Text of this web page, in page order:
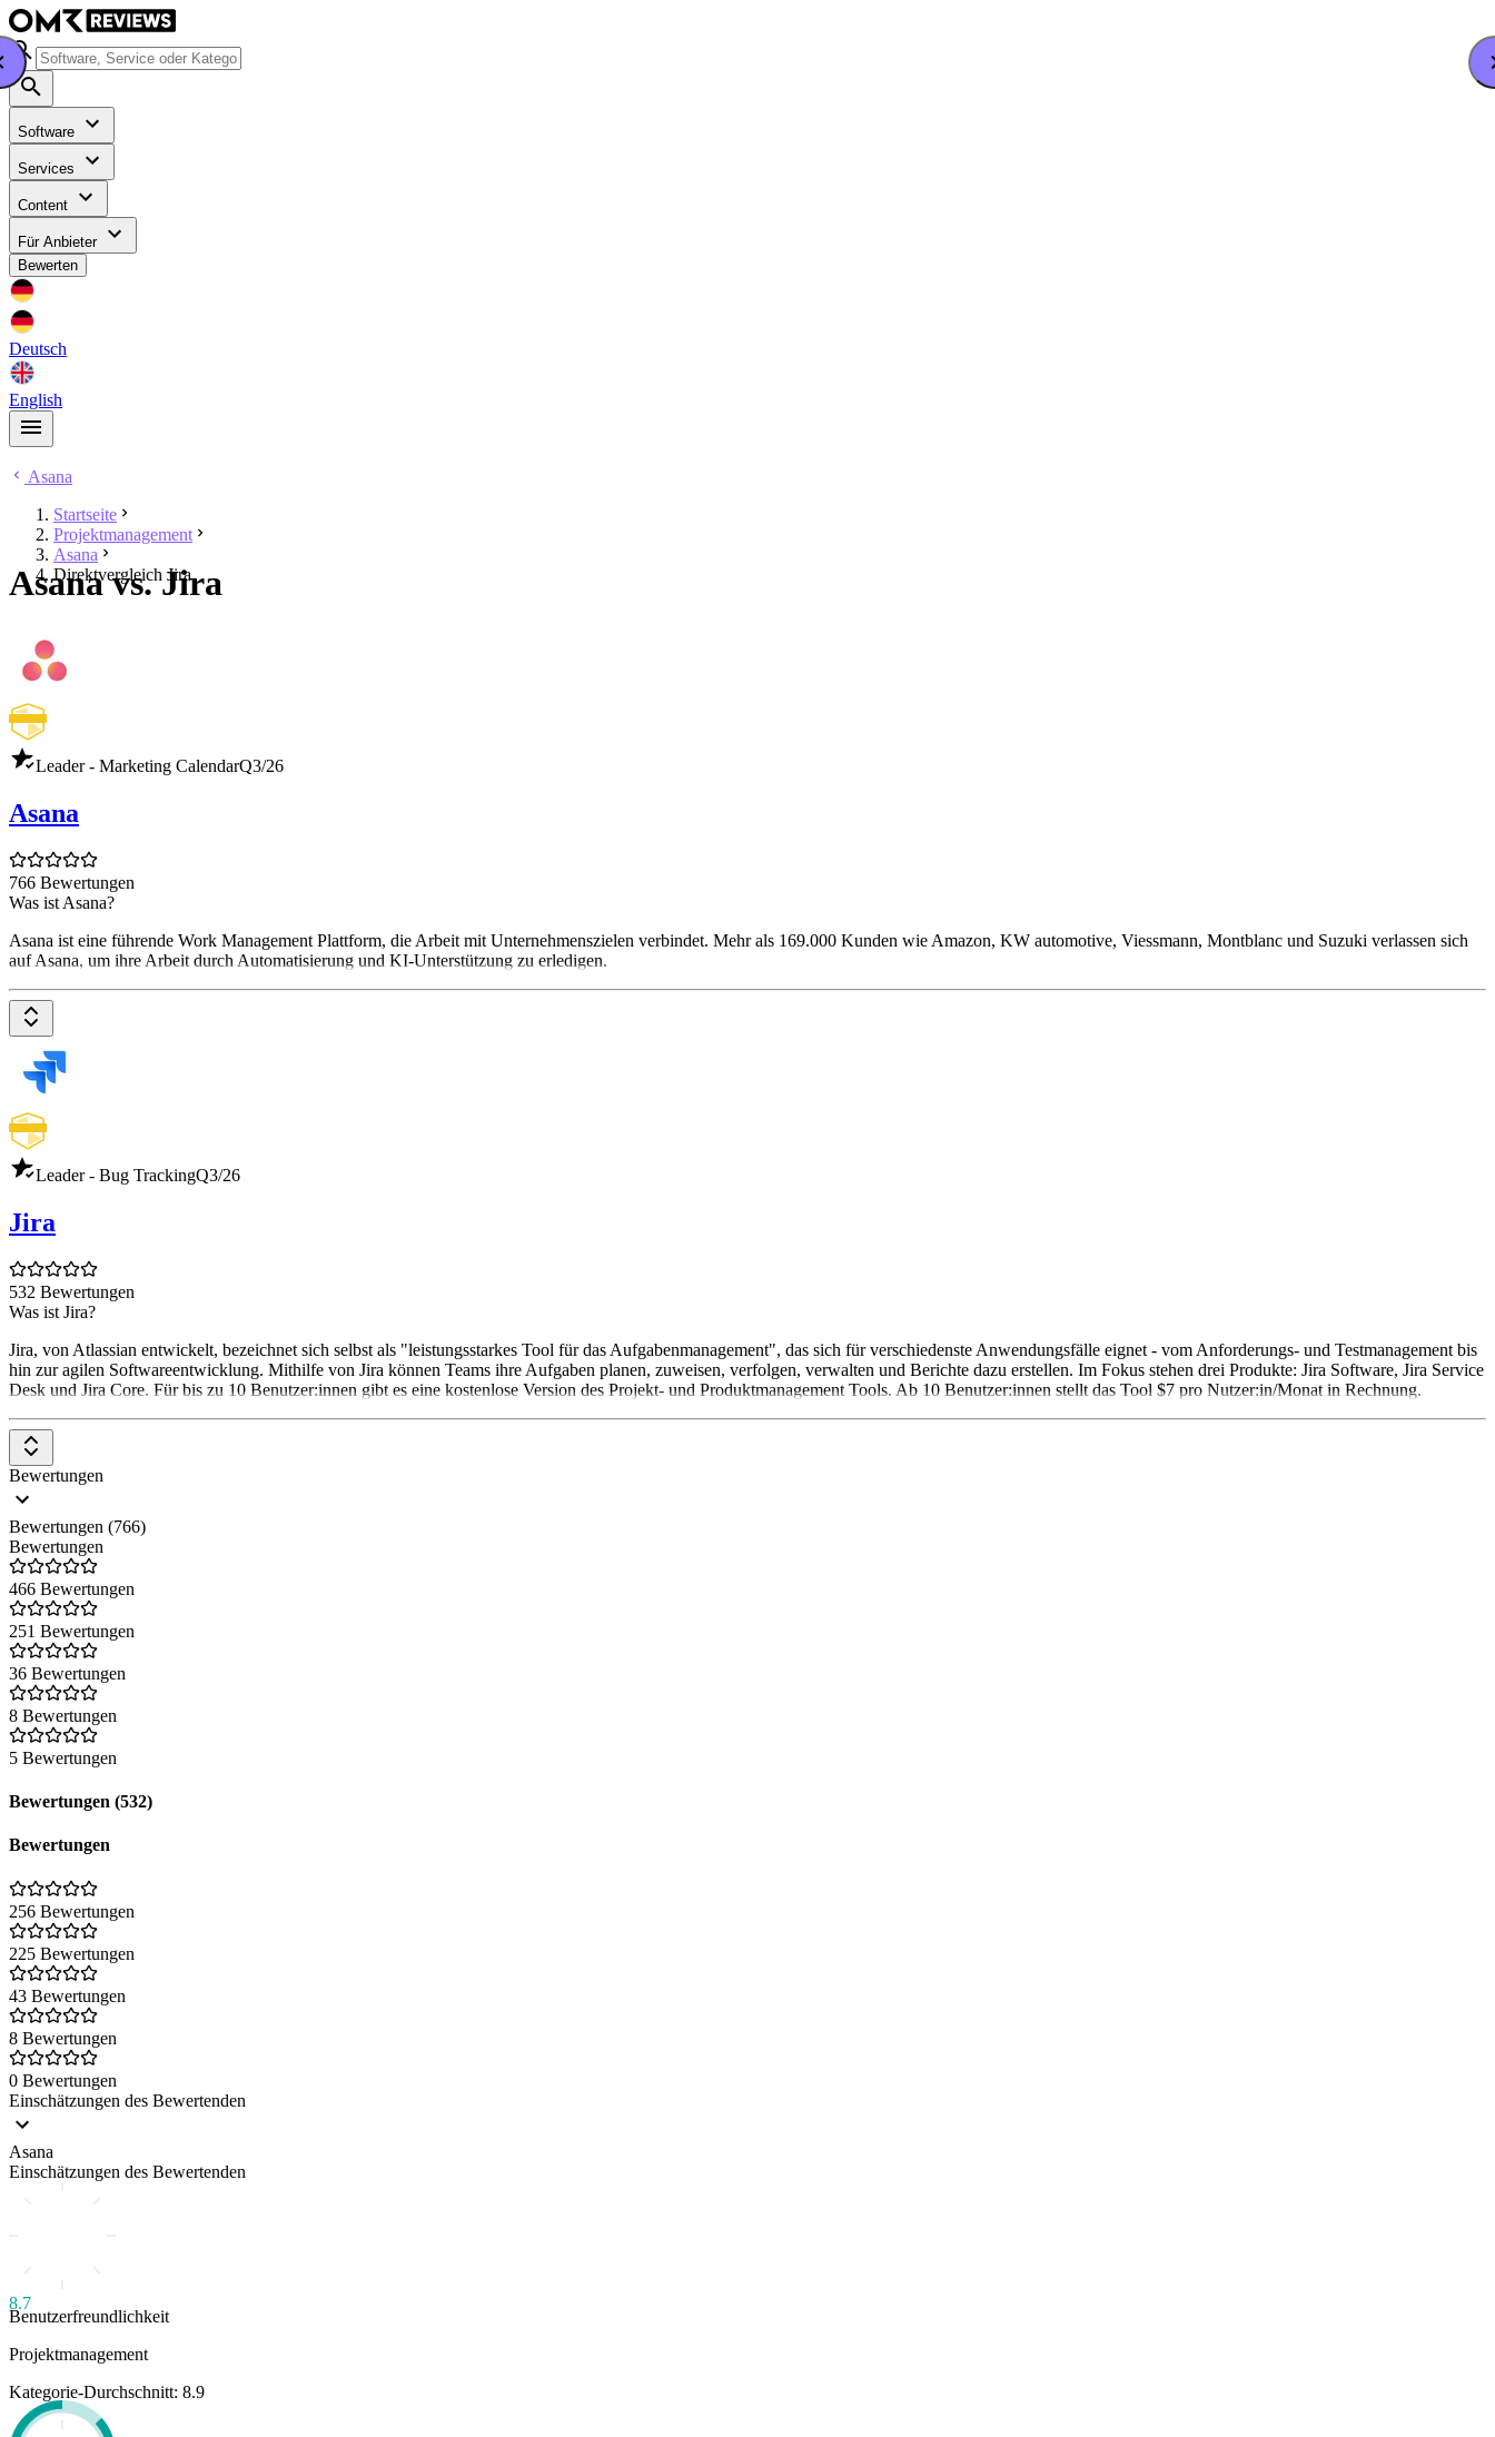
Software
Services
Content
Für Anbieter
Bewerten
Deutsch
English
Asana
Startseite
Projektmanagement
Asana
Direktvergleich Jira
Asana vs. Jira
Leader - Marketing CalendarQ3/26
Asana
766 Bewertungen
Was ist Asana?
Asana ist eine führende Work Management Plattform, die Arbeit mit Unternehmenszielen verbindet. Mehr als 169.000 Kunden wie Amazon, KW automotive, Viessmann, Montblanc und Suzuki verlassen sich
auf Asana, um ihre Arbeit durch Automatisierung und KI-Unterstützung zu erledigen.
Leader - Bug TrackingQ3/26
Jira
532 Bewertungen
Was ist Jira?
Jira, von Atlassian entwickelt, bezeichnet sich selbst als "leistungsstarkes Tool für das Aufgabenmanagement", das sich für verschiedenste Anwendungsfälle eignet - vom Anforderungs- und Testmanagement bis
hin zur agilen Softwareentwicklung. Mithilfe von Jira können Teams ihre Aufgaben planen, zuweisen, verfolgen, verwalten und Berichte dazu erstellen. Im Fokus stehen drei Produkte: Jira Software, Jira Service
Desk und Jira Core. Für bis zu 10 Benutzer:innen gibt es eine kostenlose Version des Projekt- und Produktmanagement Tools. Ab 10 Benutzer:innen stellt das Tool $7 pro Nutzer:in/Monat in Rechnung.
Bewertungen
Bewertungen (766)
Bewertungen
466 Bewertungen
251 Bewertungen
36 Bewertungen
8 Bewertungen
5 Bewertungen
Bewertungen (532)
Bewertungen
256 Bewertungen
225 Bewertungen
43 Bewertungen
8 Bewertungen
0 Bewertungen
Einschätzungen des Bewertenden
Asana
Einschätzungen des Bewertenden
8.7
Benutzerfreundlichkeit
Projektmanagement
Kategorie-Durchschnitt: 8.9